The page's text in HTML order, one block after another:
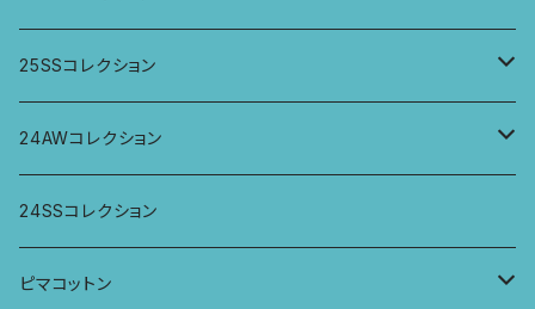
ジャケット、羽織
パンツ
ワンピース
トップス
パンツ
スカート
パーカー
25SSコレクション
トップス
パンツ
ワンピース
24AWコレクション
ワイドパンツ
ロングスリーブトップス
24SSコレクション
ピマコットン